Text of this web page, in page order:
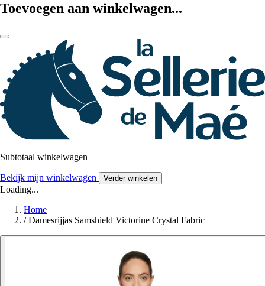
Toevoegen aan winkelwagen...
Subtotaal winkelwagen
Bekijk mijn winkelwagen Verder winkelen
Loading...
Home
/ Damesrijjas Samshield Victorine Crystal Fabric